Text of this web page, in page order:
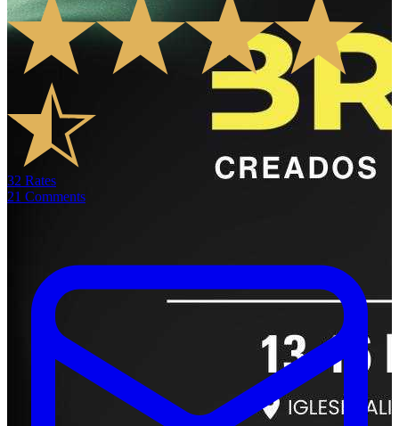
32 Rates
21 Comments